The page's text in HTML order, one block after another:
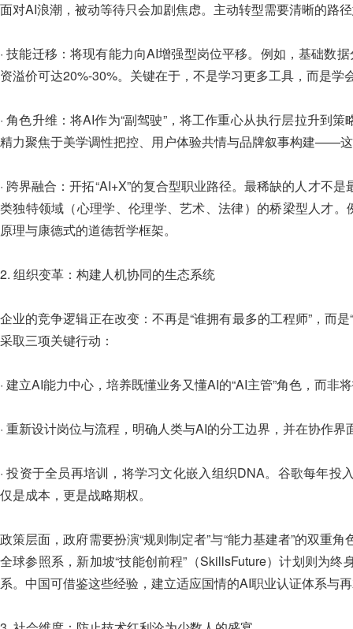
面对AI浪潮，被动等待只会加剧焦虑。主动转型需要清晰的路
· 技能迁移：将现有能力向AI增强型岗位平移。例如，基础数
资溢价可达20%-30%。关键在于，不是学习更多工具，而是学
· 角色升维：将AI作为“副驾驶”，将工作重心从执行层拉升到
精力聚焦于美学调性把控、用户体验共情与品牌叙事构建——
· 跨界融合：开拓“AI+X”的复合型职业路径。最稀缺的人才不
类独特领域（心理学、伦理学、艺术、法律）的桥梁型人才。
原理与康德式的道德哲学框架。
2. 组织变革：构建人机协同的生态系统
企业的竞争逻辑正在改变：不再是“谁拥有最多的工程师”，而
采取三项关键行动：
· 建立AI能力中心，培养既懂业务又懂AI的“AI主管”角色，而非
· 重新设计岗位与流程，明确人类与AI的分工边界，并在协作
· 投资于全员再培训，将学习文化嵌入组织DNA。谷歌每年投
仅是成本，更是战略期权。
政策层面，政府需要扮演“规则制定者”与“能力基建者”的双重
全球参照系，新加坡“技能创前程”（SkillsFuture）计划则为
系。中国可借鉴这些经验，建立适应国情的AI职业认证体系与